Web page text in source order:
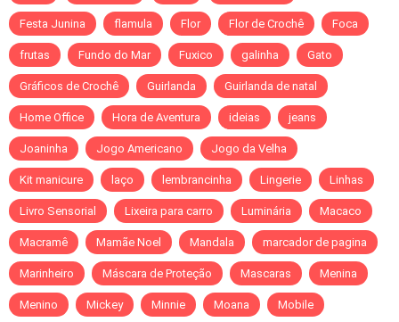
Festa Junina flamula Flor Flor de Crochê Foca
frutas Fundo do Mar Fuxico galinha Gato
Gráficos de Crochê Guirlanda Guirlanda de natal
Home Office Hora de Aventura ideias jeans
Joaninha Jogo Americano Jogo da Velha
Kit manicure laço lembrancinha Lingerie Linhas
Livro Sensorial Lixeira para carro Luminária Macaco
Macramê Mamãe Noel Mandala marcador de pagina
Marinheiro Máscara de Proteção Mascaras Menina
Menino Mickey Minnie Moana Mobile